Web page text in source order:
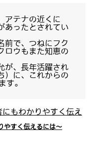
アテナの近くに
あったとされてい
前で、つねにフク
ロウもまた知恵の
が、長年活躍され
）に、これからの
す。
やすく伝えるには～